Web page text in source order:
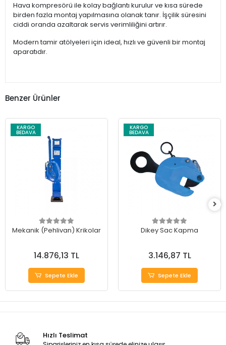
Hava kompresörü ile kolay bağlantı kurulur ve kısa sürede
birden fazla montaj yapılmasına olanak tanır. İşçilik süresini
ciddi oranda azaltarak servis verimliliğini artırır.
Modern tamir atölyeleri için ideal, hızlı ve güvenli bir montaj
aparatıdır.
Benzer Ürünler
KARGO
BEDAVA
Mekanik (Pehlivan) Krikolar
14.876,13 TL
Sepete Ekle
KARGO
BEDAVA
Dikey Sac Kapma
3.146,87 TL
Sepete Ekle
Hızlı Teslimat